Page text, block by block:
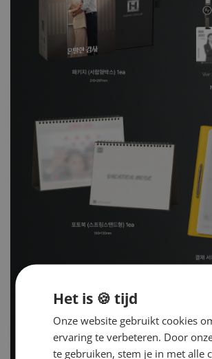
Het is 🍪 tijd
Onze website gebruikt cookies
ervaring te verbeteren. Door
te gebruiken, stem je in met alle